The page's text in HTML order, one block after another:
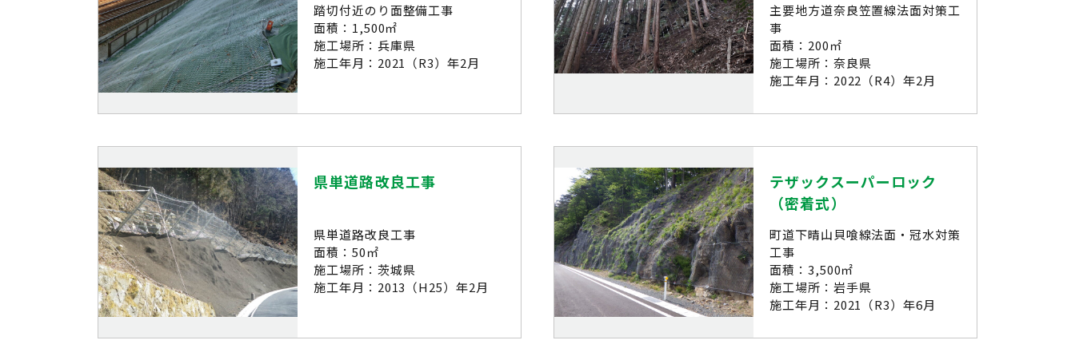
踏切付近のり面整備工事
面積：1,500㎡
施工場所：兵庫県
施工年月：2021（R3）年2月
主要地方道奈良笠置線法面対策工
事
面積：200㎡
施工場所：奈良県
施工年月：2022（R4）年2月
県単道路改良工事
県単道路改良工事
面積：50㎡
施工場所：茨城県
施工年月：2013（H25）年2月
テザックスーパーロック
（密着式）
町道下晴山貝喰線法面・冠水対策
工事
面積：3,500㎡
施工場所：岩手県
施工年月：2021（R3）年6月